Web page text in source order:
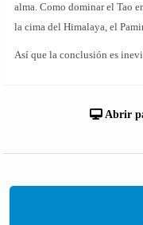
alma. Como dominar el Tao
la cima del Himalaya, el
Así que la conclusión es
Abrir